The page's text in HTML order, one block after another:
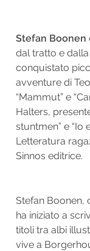
Stefan Boonen
dal tratto e
conquistato
avventure di
“Mammut” e
Halters,
stuntmen” e “Io
Letteratura
Sinnos editrice.
Stefan Boonen,
ha iniziato a
titoli tra albi
vive a